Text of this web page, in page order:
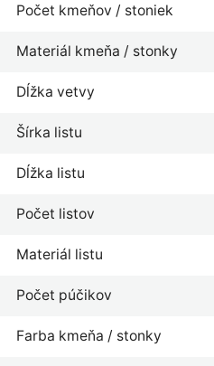
Počet kmeňov / stoniek
Materiál kmeňa / stonky
Dĺžka vetvy
Šírka listu
Dĺžka listu
Počet listov
Materiál listu
Počet púčikov
Farba kmeňa / stonky